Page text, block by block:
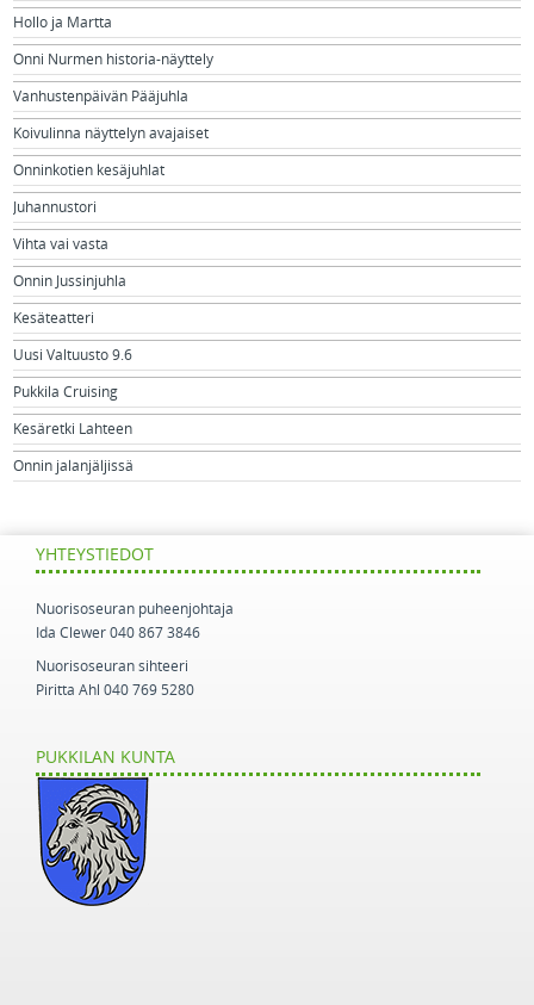
Hollo ja Martta
Onni Nurmen historia-näyttely
Vanhustenpäivän Pääjuhla
Koivulinna näyttelyn avajaiset
Onninkotien kesäjuhlat
Juhannustori
Vihta vai vasta
Onnin Jussinjuhla
Kesäteatteri
Uusi Valtuusto 9.6
Pukkila Cruising
Kesäretki Lahteen
Onnin jalanjäljissä
YHTEYSTIEDOT
Nuorisoseuran puheenjohtaja
Ida Clewer 040 867 3846
Nuorisoseuran sihteeri
Piritta Ahl 040 769 5280
PUKKILAN KUNTA